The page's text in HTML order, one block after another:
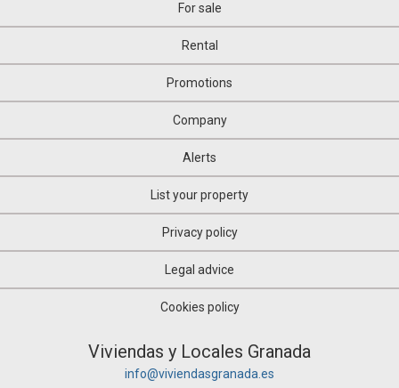
For sale
Rental
Promotions
Company
Alerts
List your property
Privacy policy
Legal advice
Cookies policy
Viviendas y Locales Granada
info@viviendasgranada.es